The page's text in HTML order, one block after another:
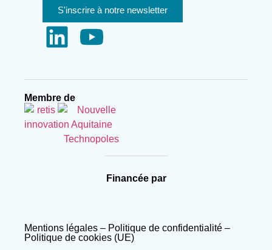
S'inscrire à notre newsletter
Membre de
Financée par
Mentions légales – Politique de confidentialité –
Politique de cookies (UE)